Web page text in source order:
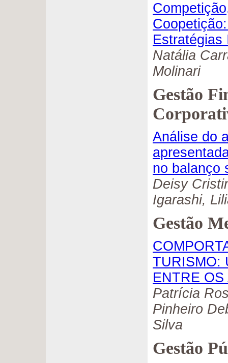
Estratégias
Natália
Molinari
Gestão
Análise do
no balanço
Deisy
Igarashi,
Gestão
TURISMO:
ENTRE
Patrícia
Pinheiro
Silva
Gestão